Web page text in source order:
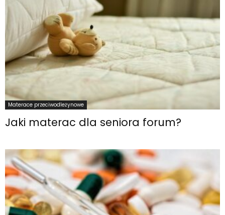
Materace przeciwodleżynowe
Jaki materac dla seniora forum?